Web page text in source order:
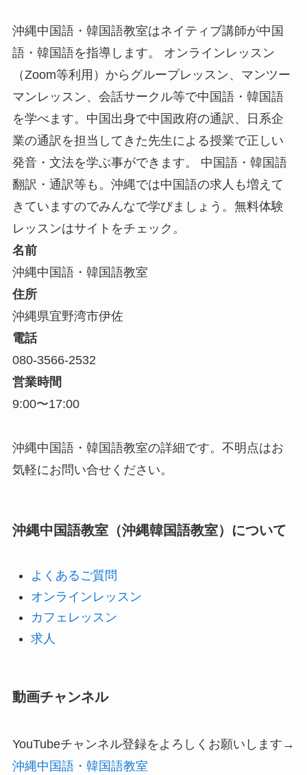
沖縄中国語・韓国語教室はネイティブ講師が中国
語・韓国語を指導します。 オンラインレッスン
（Zoom等利用）からグループレッスン、マンツー
マンレッスン、会話サークル等で中国語・韓国語
を学べます。中国出身で中国政府の通訳、日系企
業の通訳を担当してきた先生による授業で正しい
発音・文法を学ぶ事ができます。 中国語・韓国語
翻訳・通訳等も。沖縄では中国語の求人も増えて
きていますのでみんなで学びましょう。無料体験
レッスンはサイトをチェック。
名前
沖縄中国語・韓国語教室
住所
沖縄県宜野湾市伊佐
電話
080-3566-2532
営業時間
9:00〜17:00
沖縄中国語・韓国語教室の詳細です。不明点はお
気軽にお問い合せください。
沖縄中国語教室（沖縄韓国語教室）について
よくあるご質問
オンラインレッスン
カフェレッスン
求人
動画チャンネル
YouTubeチャンネル登録をよろしくお願いします→
沖縄中国語・韓国語教室